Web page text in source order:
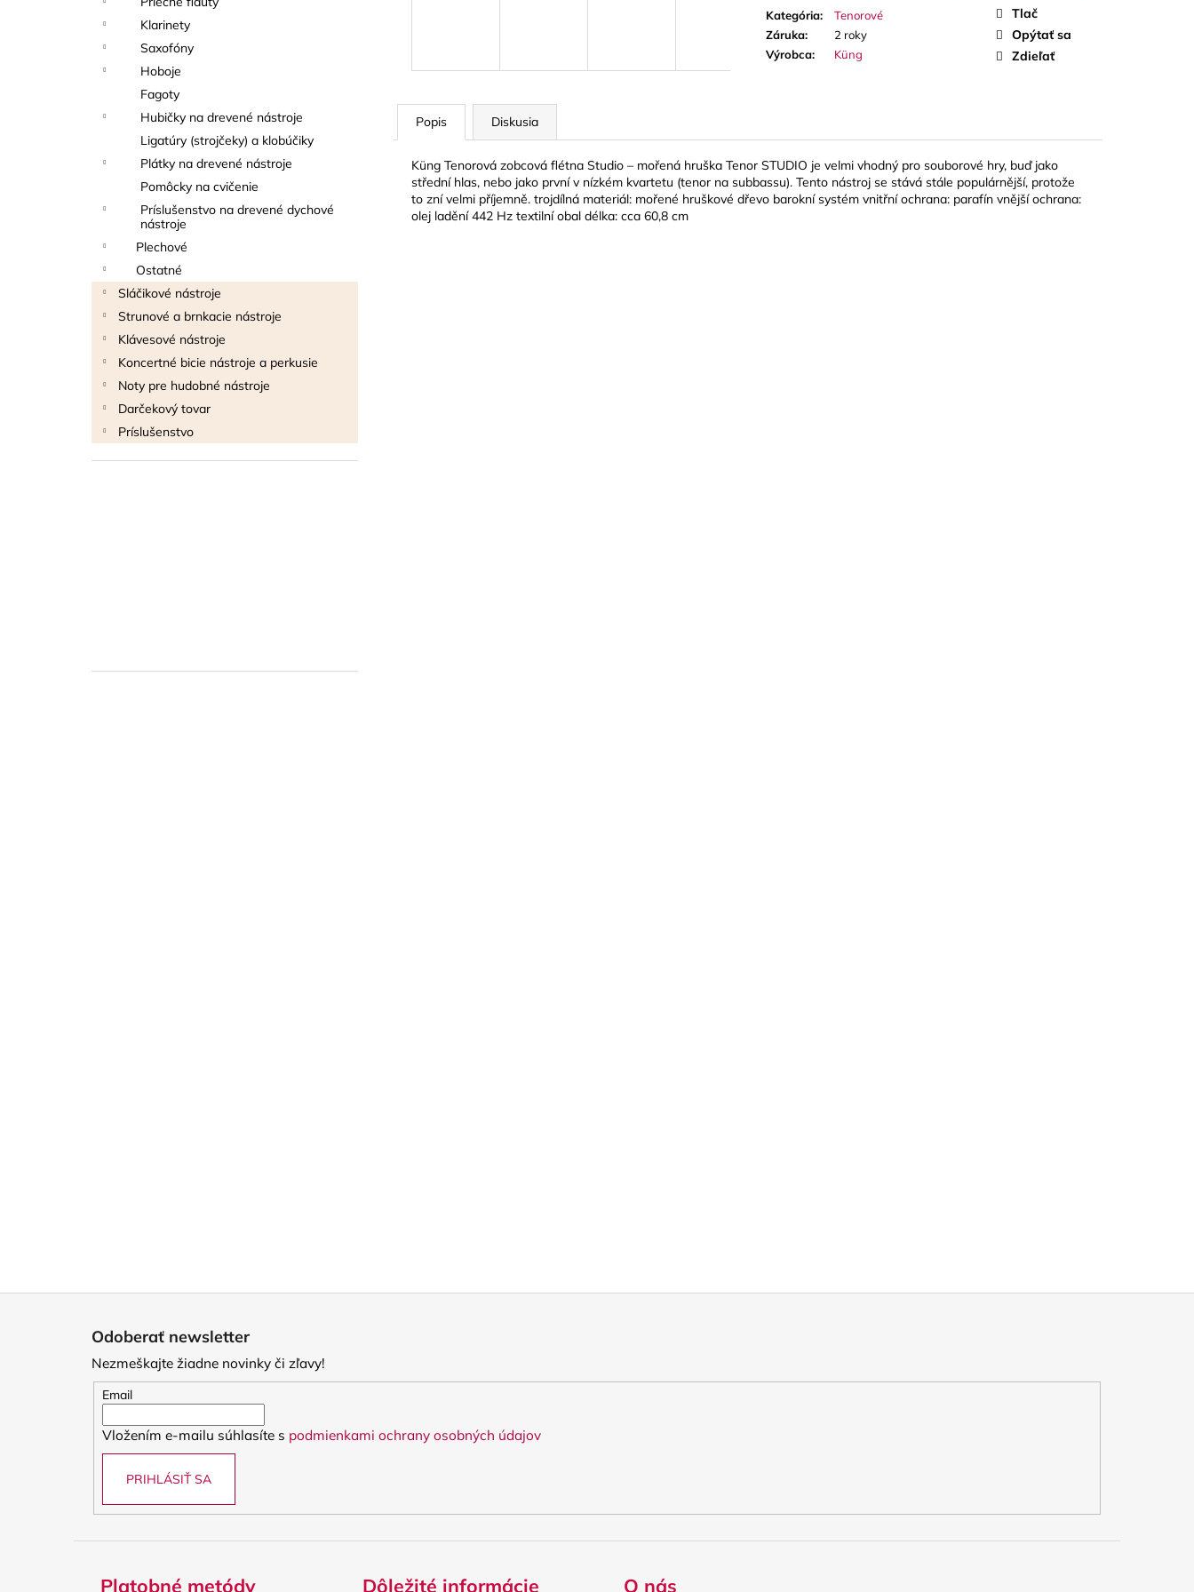
Klarinety
Saxofóny
Hoboje
Fagoty
Hubičky na drevené nástroje
Ligatúry (strojčeky) a klobúčiky
Plátky na drevené nástroje
Pomôcky na cvičenie
Príslušenstvo na drevené dychové
nástroje
Plechové
Ostatné
Sláčikové nástroje
Strunové a brnkacie nástroje
Klávesové nástroje
Koncertné bicie nástroje a perkusie
Noty pre hudobné nástroje
Darčekový tovar
Príslušenstvo
Kategória:
Tenorové
Záruka:
2 roky
Výrobca: Küng
Tlač
Opýtať sa
Zdieľať
Popis Diskusia
Küng Tenorová zobcová flétna Studio – mořená hruška Tenor STUDIO je velmi vhodný pro souborové hry, buď jako
střední hlas, nebo jako první v nízkém kvartetu (tenor na subbassu). Tento nástroj se stává stále populárnější, protože
to zní velmi příjemně. trojdílná materiál: mořené hruškové dřevo barokní systém vnitřní ochrana: parafín vnější ochrana:
olej ladění 442 Hz textilní obal délka: cca 60,8 cm
THOMANN FLOW-BALL
3 €
NA ALT SAXOFÓN
Odoberať newsletter
Nezmeškajte žiadne novinky či zľavy!
Email
Vložením e-mailu súhlasíte s podmienkami ochrany osobných údajov
PRIHLÁSIŤ SA
Platobné metódy Dôležité informácie O nás